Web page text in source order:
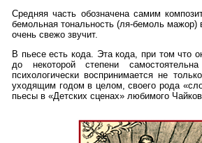
Средняя часть обозначена самим
бемольная тональность (ля-бемоль мажор)
очень свежо звучит.
В пьесе есть кода. Эта кода, при том что
до некоторой степени
психологически воспринимается не
уходящим годом в целом, своего рода
пьесы в «Детских сценах» любимого